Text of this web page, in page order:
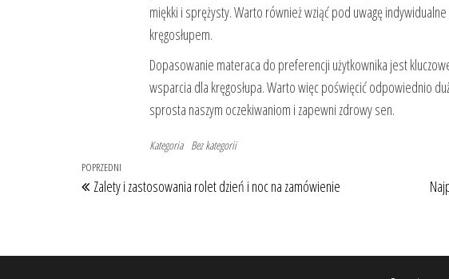
miękki i sprężysty. Warto również wziąć pod uwagę
kręgosłupem.
Dopasowanie materaca do preferencji użytkownika jest
wsparcia dla kręgosłupa. Warto więc poświęcić odpowiednio
sprosta naszym oczekiwaniom i zapewni zdrowy sen.
Kategoria Bez kategorii
Nawigacja
wpisu
Poprzedni
wpis
POPRZEDNI
Zalety i zastosowania rolet dzień i noc na zamówienie